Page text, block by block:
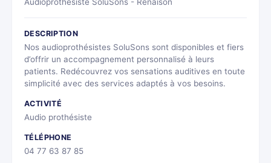
DESCRIPTION
Nos audioprothésistes SoluSons sont disponibles et fiers
d’offrir un accompagnement personnalisé à leurs
patients. Redécouvrez vos sensations auditives en toute
simplicité avec des services adaptés à vos besoins.
ACTIVITÉ
Audio prothésiste
TÉLÉPHONE
04 77 63 87 85